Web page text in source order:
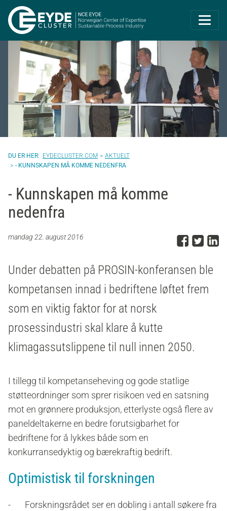
Eyde-Cluster |
EYDECLUSTER.COM
AKTUELT
- KUNNSKAPEN MÅ KOMME NEDENFRA
- Kunnskapen må komme
nedenfra
mandag 22. august 2016 DelDel
Under debatten på PROSIN-konferansen ble
kompetansen innad i bedriftene løftet frem
som en viktig faktor for at norsk
prosessindustri skal klare å kutte
klimagassutslippene til null innen 2050.
I tillegg til kompetanseheving og gode statlige
støtteordninger som sprer risikoen ved en satsning
mot en grønnere produksjon, etterlyste også flere av
paneldeltakerne en bedre forutsigbarhet for
bedriftene for å lykkes både som en
konkurransedyktig og bærekraftig bedrift.
Optimistisk til forskningen
- Forskningsrådet ser en dobling i antall søkere fra